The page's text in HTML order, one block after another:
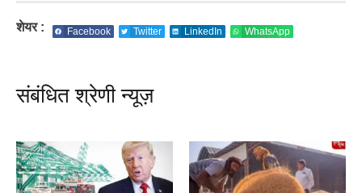
शेयर : Facebook Twitter LinkedIn WhatsApp
संबंधित श्रेणी न्यूज़